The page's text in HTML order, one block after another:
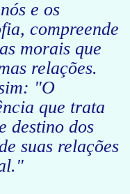
e os
compreende
morais que
relações.
"O
que trata
destino dos
suas relações